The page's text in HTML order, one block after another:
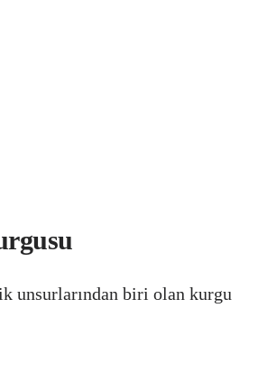
unsurlarından biri olan kurgu